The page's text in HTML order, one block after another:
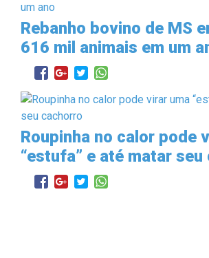
Rebanho bovino de MS
616 mil animais em um
Roupinha no calor pode
“estufa” e até matar